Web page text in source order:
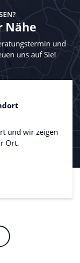
Nähe
und
uns auf Sie!
und wir zeigen
Ort.